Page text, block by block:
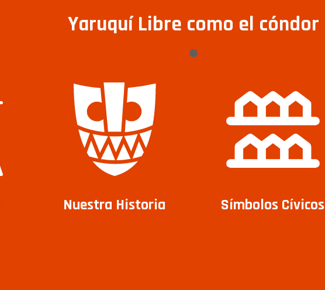
Yaruquí Libre como el cóndor
Nuestra Historia Símbolos Cívicos